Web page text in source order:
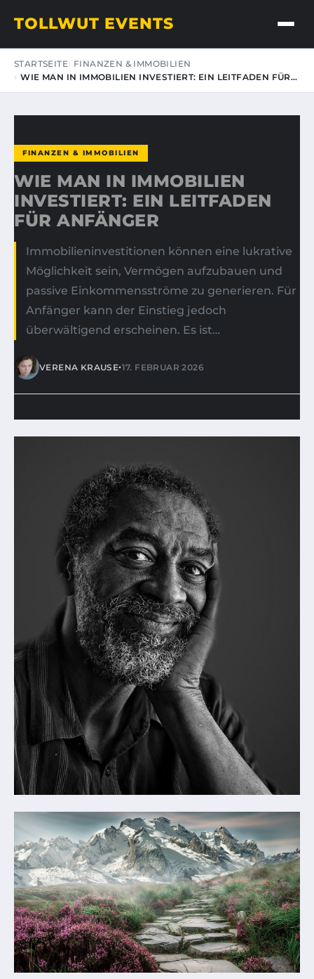
TOLLWUT EVENTS
STARTSEITE FINANZEN & IMMOBILIEN
WIE MAN IN IMMOBILIEN INVESTIERT: EIN LEITFADEN FÜR…
FINANZEN & IMMOBILIEN
WIE MAN IN IMMOBILIEN
INVESTIERT: EIN LEITFADEN
FÜR ANFÄNGER
Immobilieninvestitionen können eine lukrative
Möglichkeit sein, Vermögen aufzubauen und
passive Einkommensströme zu generieren. Für
Anfänger kann der Einstieg jedoch
überwältigend erscheinen. Es ist…
VERENA KRAUSE•17. FEBRUAR 2026